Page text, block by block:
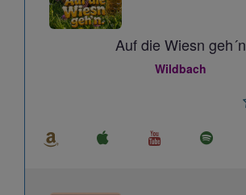
Auf die Wiesn geh´n
Wildbach